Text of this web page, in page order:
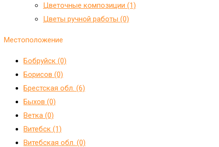
Цветочные композиции (1)
Цветы ручной работы (0)
Местоположение
Бобруйск (0)
Борисов (0)
Брестская обл. (6)
Быхов (0)
Ветка (0)
Витебск (1)
Витебская обл. (0)